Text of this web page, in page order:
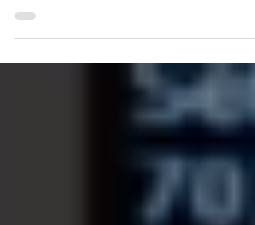
especificamente nas células da glia. Tais
células ficam...